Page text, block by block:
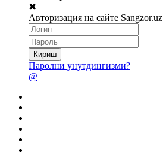
✖
Авторизация на сайте Sangzor.uz
Паролни унутдингизми?
@